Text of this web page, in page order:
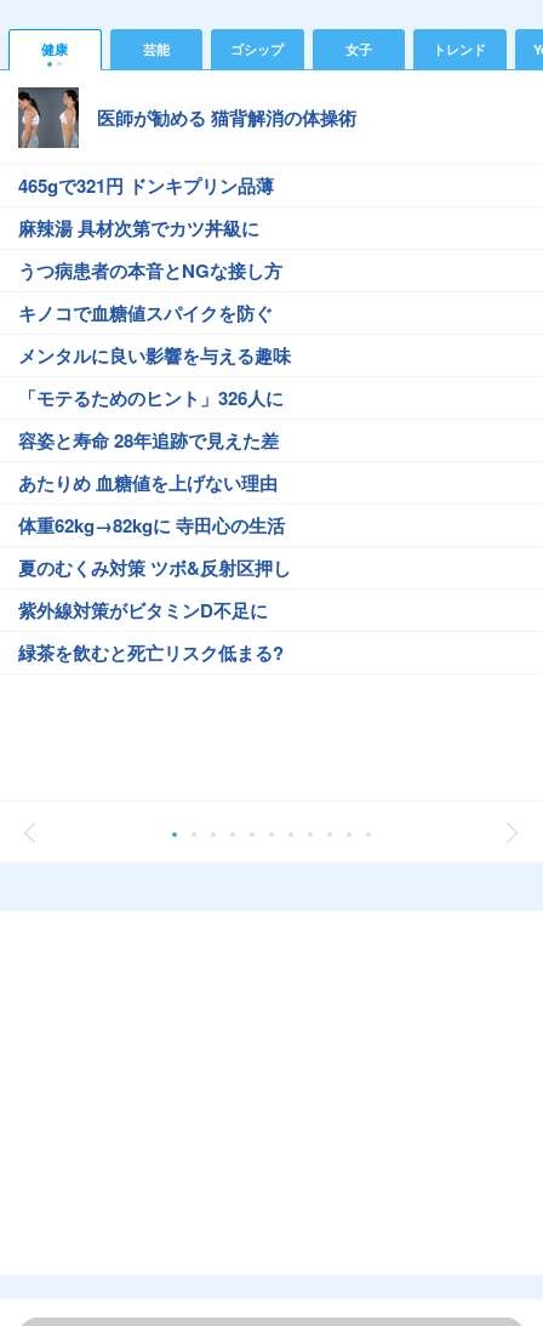
健康 芸能 ゴシップ 女子 トレンド
医師が勧める 猫背解消の体操術
465gで321円 ドンキプリン品薄
麻辣湯 具材次第でカツ丼級に
うつ病患者の本音とNGな接し方
キノコで血糖値スパイクを防ぐ
メンタルに良い影響を与える趣味
「モテるためのヒント」326人に
容姿と寿命 28年追跡で見えた差
あたりめ 血糖値を上げない理由
体重62kg→82kgに 寺田心の生活
夏のむくみ対策 ツボ&反射区押し
紫外線対策がビタミンD不足に
緑茶を飲むと死亡リスク低まる?